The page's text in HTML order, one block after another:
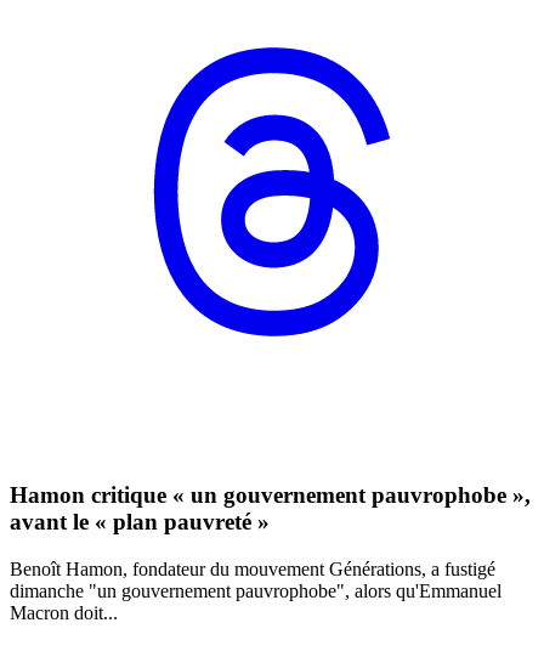
Hamon critique « un gouvernement pauvrophobe »,
avant le « plan pauvreté »
Benoît Hamon, fondateur du mouvement Générations, a fustigé
dimanche "un gouvernement pauvrophobe", alors qu'Emmanuel
Macron doit...